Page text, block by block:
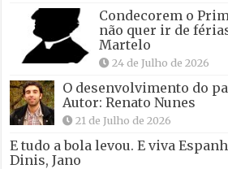
Condecorem o
não quer ir de
Martelo
24 de Julho de 2026
O desenvolvimento do
Autor: Renato Nunes
21 de Julho de 2026
E tudo a bola levou. E viva
Dinis, Jano